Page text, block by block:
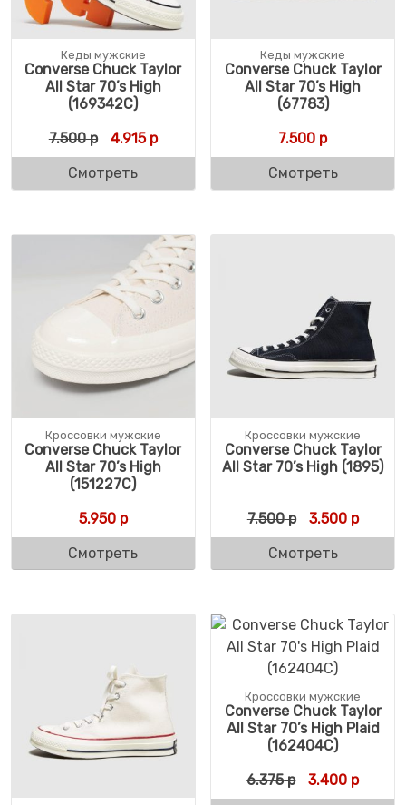
Кеды мужские
Converse Chuck Taylor
All Star 70’s High
(169342C)
7.500р Первоначальная цена составляла 7.500 р.
4.915рТекущая цена: 4.915 р.
Смотреть
Кеды мужские
Converse Chuck Taylor
All Star 70’s High
(67783)
7.500 р
Смотреть
Кроссовки мужские
Converse Chuck Taylor
All Star 70’s High
(151227C)
5.950р
Смотреть
Кроссовки мужские
Converse Chuck Taylor
All Star 70’s High (1895)
7.500р 3.500р
Смотреть
Кроссовки мужские
Converse Chuck Taylor
All Star 70’s High Plaid
(162404C)
6.375р 3.400 р